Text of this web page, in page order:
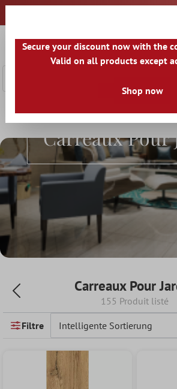
Accueil Carrelage Sol Et Mur
Carreaux Pour
Carreaux Pour
155 Produit listé
Filtre
Secure your discount now with the
Valid on all products except
Shop now